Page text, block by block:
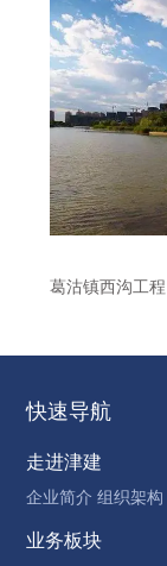
葛沽镇西沟工程
快速导航
走进津建
企业简介 组织架构
业务板块